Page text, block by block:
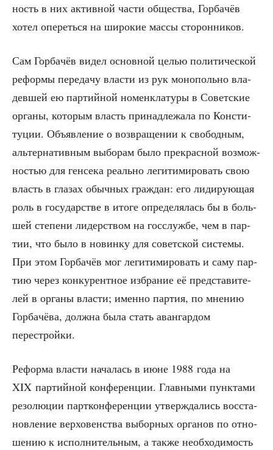
ность в них актив­ной части обще­ства, Гор­ба­чёв
хотел опе­реть­ся на широ­кие мас­сы сторонников.
Сам Гор­ба­чёв видел основ­ной целью поли­ти­че­ской
рефор­мы пере­да­чу вла­сти из рук моно­поль­но вла­
дев­шей ею пар­тий­ной номен­кла­ту­ры в Совет­ские
орга­ны, кото­рым власть при­над­ле­жа­ла по Кон­сти­
ту­ции. Объ­яв­ле­ние о воз­вра­ще­нии к сво­бод­ным,
аль­тер­на­тив­ным выбо­рам было пре­крас­ной воз­мож­
но­стью для ген­се­ка реаль­но леги­ти­ми­ро­вать свою
власть в гла­зах обыч­ных граж­дан: его лиди­ру­ю­щая
роль в госу­дар­стве в ито­ге опре­де­ля­лась бы в боль­
шей сте­пе­ни лидер­ством на гос­служ­бе, чем в пар­
тии, что было в новин­ку для совет­ской систе­мы.
При этом Гор­ба­чёв мог леги­ти­ми­ро­вать и саму пар­
тию через кон­ку­рент­ное избра­ние её пред­ста­ви­те­
лей в орга­ны вла­сти; имен­но пар­тия, по мне­нию
Гор­ба­чё­ва, долж­на была стать аван­гар­дом
перестройки.
Рефор­ма вла­сти нача­лась в июне 1988 года на
XIX пар­тий­ной кон­фе­рен­ции. Глав­ны­ми пунк­та­ми
резо­лю­ции парт­кон­фе­рен­ции утвер­жда­лись вос­ста­
нов­ле­ние вер­хо­вен­ства выбор­ных орга­нов по отно­
ше­нию к испол­ни­тель­ным, а так­же необ­хо­ди­мость